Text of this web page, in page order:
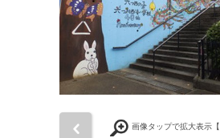
画像タップで拡大表示【